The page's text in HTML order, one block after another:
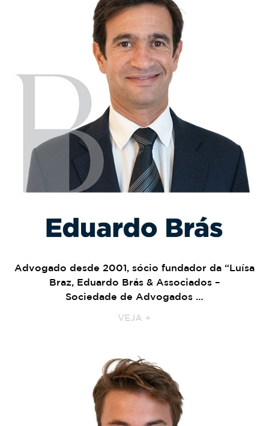
Advogado desde 2001, sócio fundador da “Luísa
Braz, Eduardo Brás & Associados –
Sociedade de Advogados …
VEJA +